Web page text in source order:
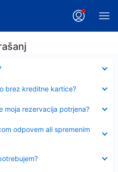
brez kreditne kartice?
moja rezervacija potrjena?
odpovem ali spremenim